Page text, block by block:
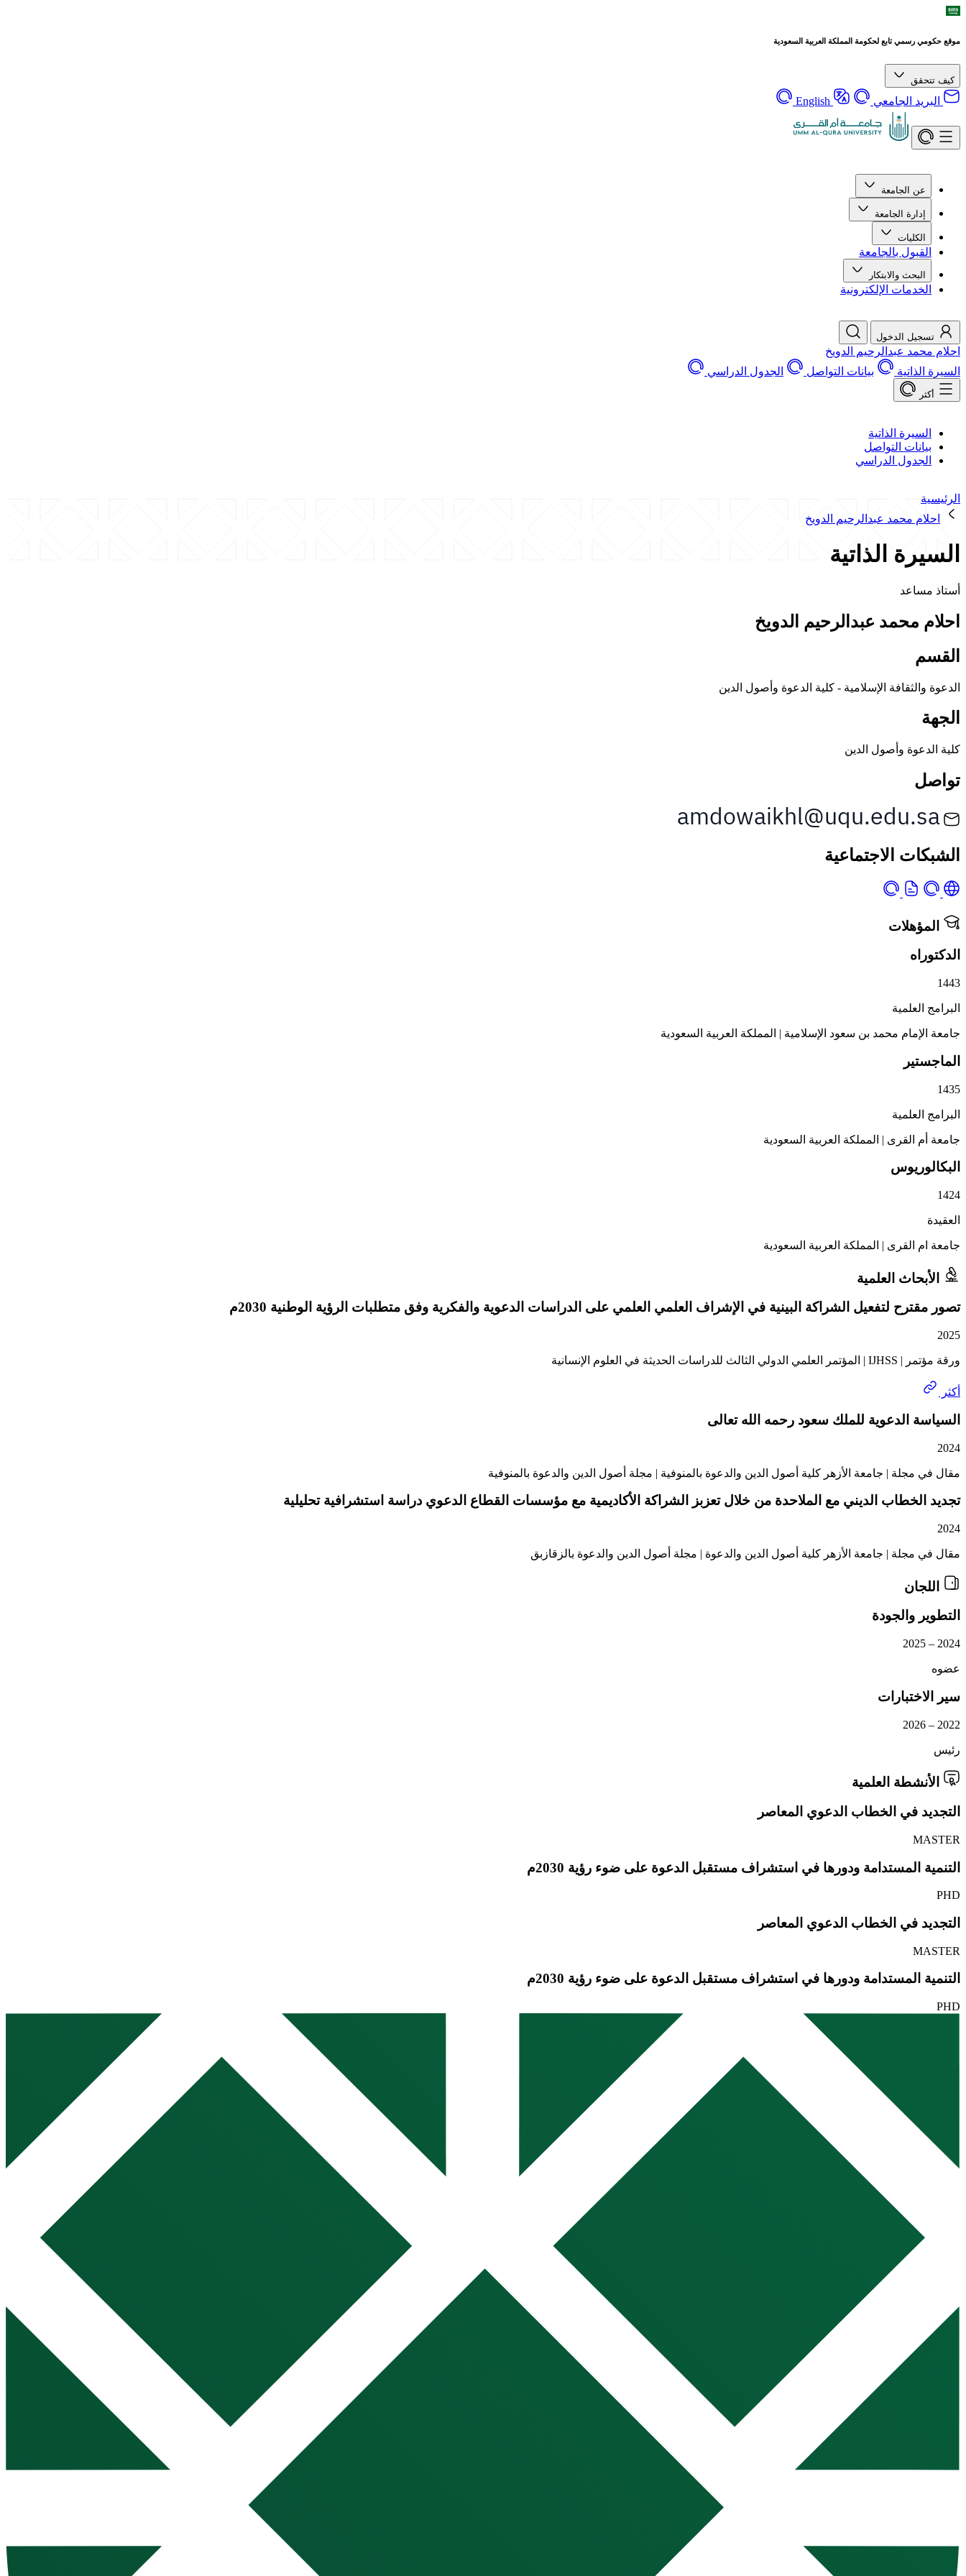
موقع حكومي رسمي تابع لحكومة المملكة العربية السعودية
كيف تتحقق
البريد الجامعي English
عن الجامعة
إدارة الجامعة
الكليات
القبول بالجامعة
البحث والابتكار
الخدمات الإلكترونية
تسجيل الدخول
احلام محمد عبدالرحيم الدويخ
السيرة الذاتية
بيانات التواصل الجدول الدراسي
أكثر
السيرة الذاتية
بيانات التواصل
الجدول الدراسي
الرئيسية
احلام محمد عبدالرحيم الدويخ
السيرة الذاتية
أستاذ مساعد
احلام محمد عبدالرحيم الدويخ
القسم
الدعوة والثقافة الإسلامية - كلية الدعوة وأصول الدين
الجهة
كلية الدعوة وأصول الدين
تواصل
الشبكات الاجتماعية
المؤهلات
الدكتوراه
1443
البرامج العلمية
جامعة الإمام محمد بن سعود الإسلامية | المملكة العربية السعودية
الماجستير
1435
البرامج العلمية
جامعة أم القرى | المملكة العربية السعودية
البكالوريوس
1424
العقيدة
جامعة ام القرى | المملكة العربية السعودية
الأبحاث العلمية
تصور مقترح لتفعيل الشراكة البينية في الإشراف العلمي العلمي على الدراسات الدعوية والفكرية وفق متطلبات الرؤية الوطنية 2030م
2025
ورقة مؤتمر | IJHSS | المؤتمر العلمي الدولي الثالث للدراسات الحديثة في العلوم الإنسانية
أكثر
السياسة الدعوية للملك سعود رحمه الله تعالى
2024
مقال في مجلة | جامعة الأزهر كلية أصول الدين والدعوة بالمنوفية | مجلة أصول الدين والدعوة بالمنوفية
تجديد الخطاب الديني مع الملاحدة من خلال تعزبز الشراكة الأكاديمية مع مؤسسات القطاع الدعوي دراسة استشرافية تحليلية
2024
مقال في مجلة | جامعة الأزهر كلية أصول الدين والدعوة | مجلة أصول الدين والدعوة بالزقازبق
اللجان
التطوير والجودة
2024 – 2025
عضوه
سير الاختبارات
2022 – 2026
رئيس
الأنشطة العلمية
التجديد في الخطاب الدعوي المعاصر
MASTER
التنمية المستدامة ودورها في استشراف مستقبل الدعوة على ضوء رؤية 2030م
PHD
التجديد في الخطاب الدعوي المعاصر
MASTER
التنمية المستدامة ودورها في استشراف مستقبل الدعوة على ضوء رؤية 2030م
PHD